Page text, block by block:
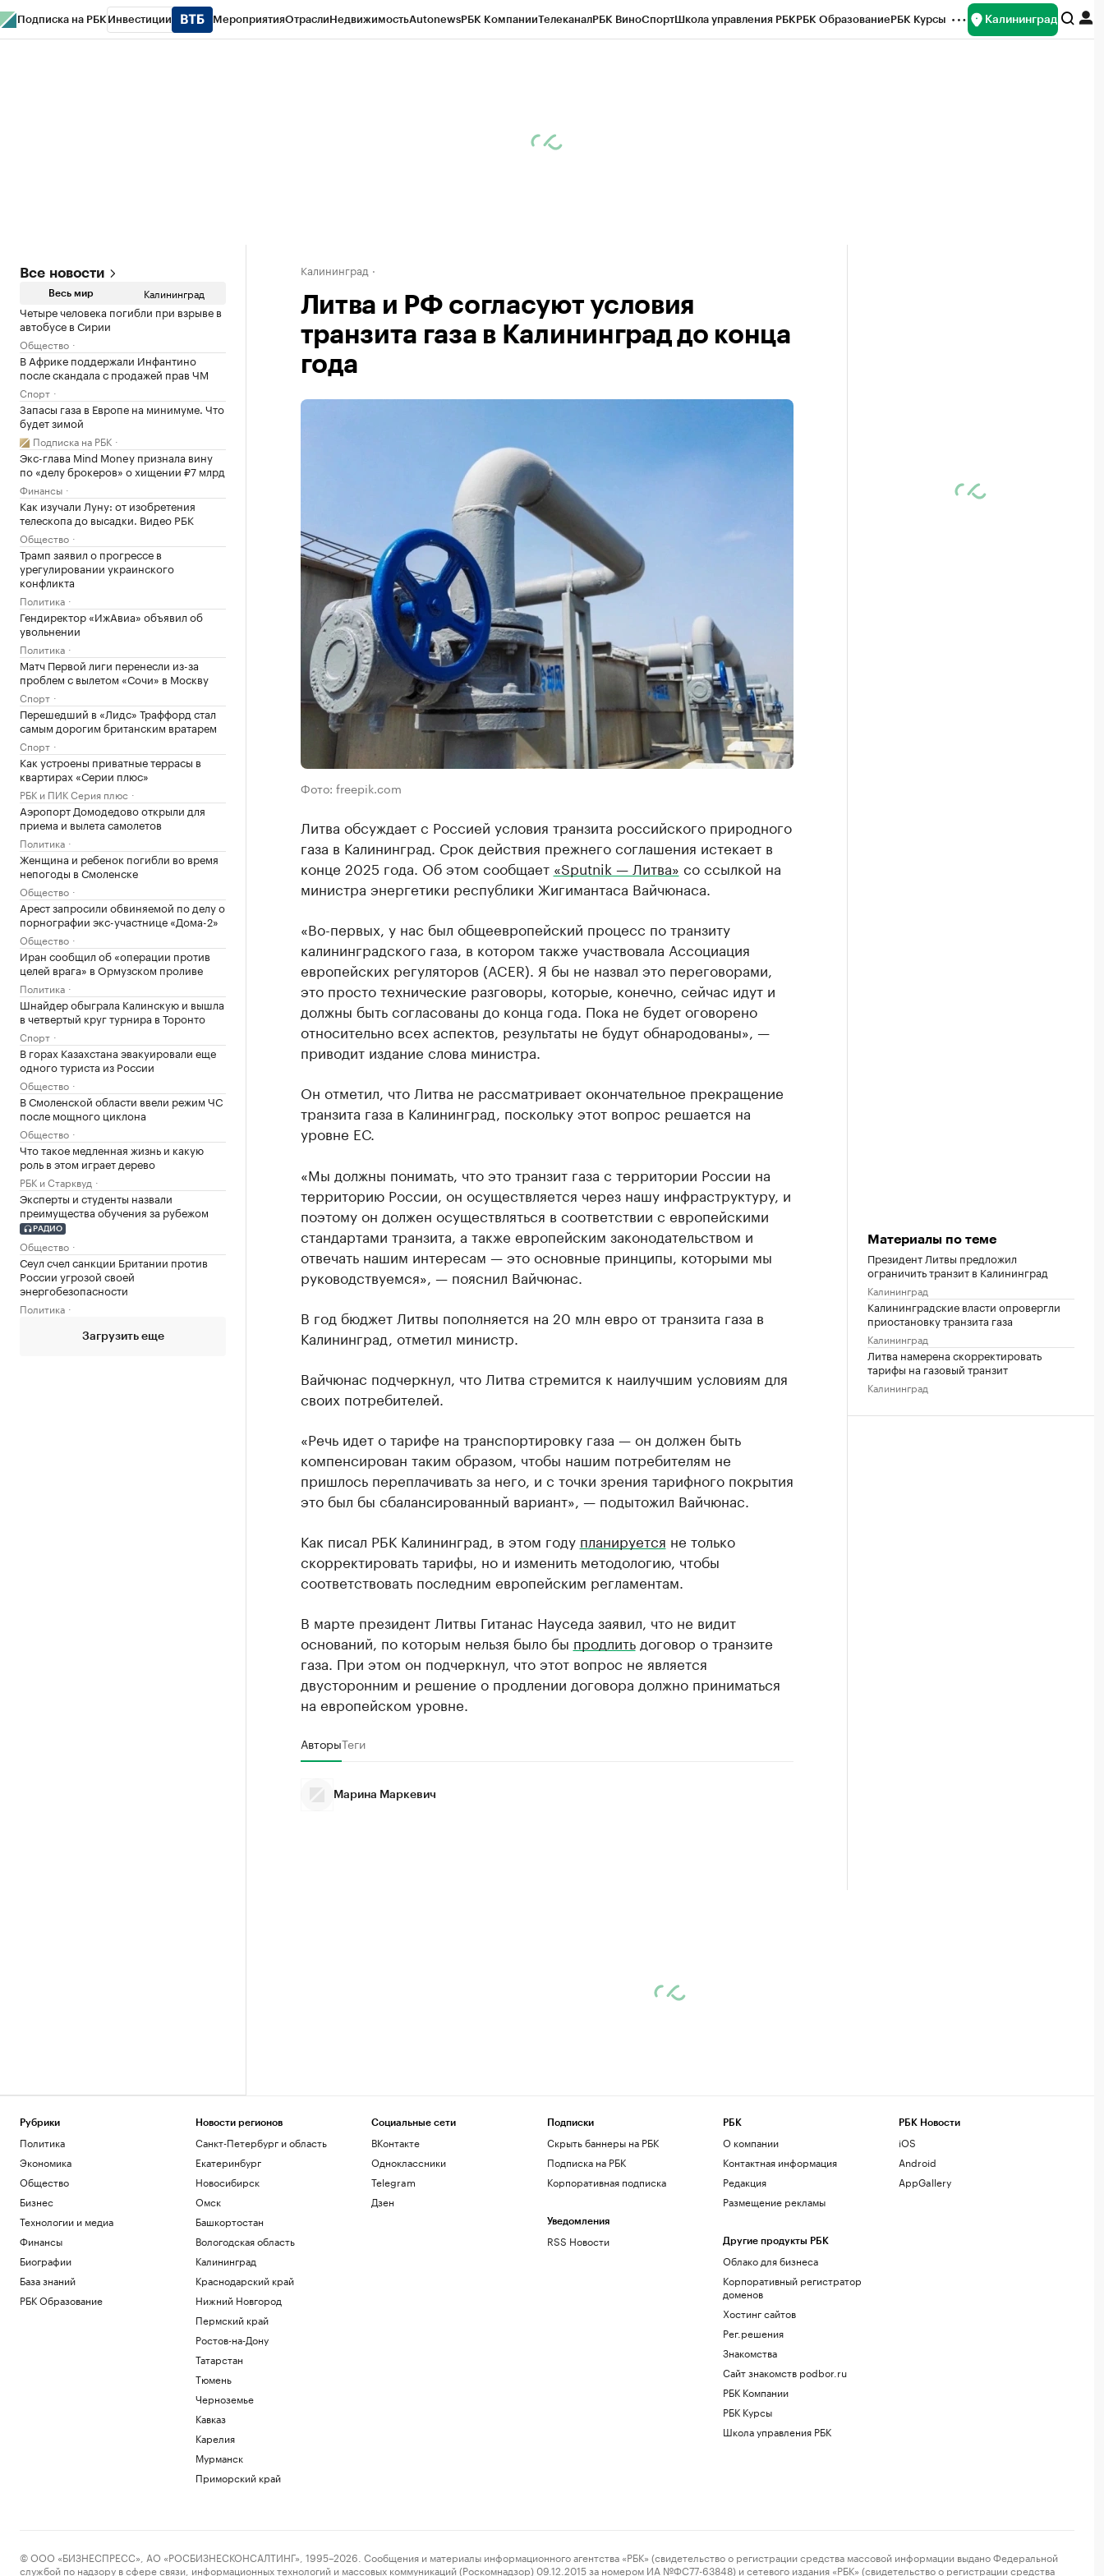
Подписка на РБК Инвестиции МероприятияОтраслиНедвижимостьAutonewsРБК КомпанииТелеканалРБК ВиноСпортШкола управления РБКРБК ОбразованиеРБК Курсы Калининград
Все новости
Весь мир Калининград
Четыре человека погибли при взрыве в
автобусе в Сирии
Общество
В Африке поддержали Инфантино
после скандала с продажей прав ЧМ
Спорт
Запасы газа в Европе на минимуме. Что
будет зимой
Подписка на РБК
Экс-глава Mind Money признала вину
по «делу брокеров» о хищении ₽7 млрд
Финансы
Как изучали Луну: от изобретения
телескопа до высадки. Видео РБК
Общество
Трамп заявил о прогрессе в
урегулировании украинского
конфликта
Политика
Гендиректор «ИжАвиа» объявил об
увольнении
Политика
Матч Первой лиги перенесли из-за
проблем с вылетом «Сочи» в Москву
Спорт
Перешедший в «Лидс» Траффорд стал
самым дорогим британским вратарем
Спорт
Как устроены приватные террасы в
квартирах «Серии плюс»
РБК и ПИК Серия плюс
Аэропорт Домодедово открыли для
приема и вылета самолетов
Политика
Женщина и ребенок погибли во время
непогоды в Смоленске
Общество
Арест запросили обвиняемой по делу о
порнографии экс-участнице «Дома-2»
Общество
Иран сообщил об «операции против
целей врага» в Ормузском проливе
Политика
Шнайдер обыграла Калинскую и вышла
в четвертый круг турнира в Торонто
Спорт
В горах Казахстана эвакуировали еще
одного туриста из России
Общество
В Смоленской области ввели режим ЧС
после мощного циклона
Общество
Что такое медленная жизнь и какую
роль в этом играет дерево
РБК и Старквуд
Эксперты и студенты назвали
преимущества обучения за рубежом
РАДИО
Общество
Сеул счел санкции Британии против
России угрозой своей
энергобезопасности
Политика
Загрузить еще
Калининград
Литва и РФ согласуют условия
транзита газа в Калининград до конца
года
Фото: freepik.com
Литва обсуждает с Россией условия транзита российского природного
газа в Калининград. Срок действия прежнего соглашения истекает в
конце 2025 года. Об этом сообщает «Sputnik — Литва» со ссылкой на
министра энергетики республики Жигимантаса Вайчюнаса.
«Во-первых, у нас был общеевропейский процесс по транзиту
калининградского газа, в котором также участвовала Ассоциация
европейских регуляторов (ACER). Я бы не назвал это переговорами,
это просто технические разговоры, которые, конечно, сейчас идут и
должны быть согласованы до конца года. Пока не будет оговорено
относительно всех аспектов, результаты не будут обнародованы», —
приводит издание слова министра.
Он отметил, что Литва не рассматривает окончательное прекращение
транзита газа в Калининград, поскольку этот вопрос решается на
уровне ЕС.
«Мы должны понимать, что это транзит газа с территории России на
территорию России, он осуществляется через нашу инфраструктуру, и
поэтому он должен осуществляться в соответствии с европейскими
стандартами транзита, а также европейским законодательством и
отвечать нашим интересам — это основные принципы, которыми мы
руководствуемся», — пояснил Вайчюнас.
В год бюджет Литвы пополняется на 20 млн евро от транзита газа в
Калининград, отметил министр.
Вайчюнас подчеркнул, что Литва стремится к наилучшим условиям для
своих потребителей.
«Речь идет о тарифе на транспортировку газа — он должен быть
компенсирован таким образом, чтобы нашим потребителям не
пришлось переплачивать за него, и с точки зрения тарифного покрытия
это был бы сбалансированный вариант», — подытожил Вайчюнас.
Как писал РБК Калининград, в этом году планируется не только
скорректировать тарифы, но и изменить методологию, чтобы
соответствовать последним европейским регламентам.
В марте президент Литвы Гитанас Науседа заявил, что не видит
оснований, по которым нельзя было бы продлитьдоговор о транзите
газа. При этом он подчеркнул, что этот вопрос не является
двусторонним и решение о продлении договора должно приниматься
на европейском уровне.
АвторыТеги
Марина Маркевич
Материалы по теме
Президент Литвы предложил
ограничить транзит в Калининград
Калининград
Калининградские власти опровергли
приостановку транзита газа
Калининград
Литва намерена скорректировать
тарифы на газовый транзит
Калининград
Рубрики
Политика
Экономика
Общество
Бизнес
Технологии и медиа
Финансы
Биографии
База знаний
РБК Образование
Новости регионов
Санкт-Петербург и область
Екатеринбург
Новосибирск
Омск
Башкортостан
Вологодская область
Калининград
Краснодарский край
Нижний Новгород
Пермский край
Ростов-на-Дону
Татарстан
Тюмень
Черноземье
Кавказ
Карелия
Мурманск
Приморский край
Социальные сети
ВКонтакте
Одноклассники
Telegram
Дзен
Подписки
Скрыть баннеры на РБК
Подписка на РБК
Корпоративная подписка
Уведомления
RSS Новости
РБК
О компании
Контактная информация
Редакция
Размещение рекламы
Другие продукты РБК
Облако для бизнеса
Корпоративный регистратор
доменов
Хостинг сайтов
Рег.решения
Знакомства
Сайт знакомств podbor.ru
РБК Компании
РБК Курсы
Школа управления РБК
РБК Новости
iOS
Android
AppGallery
© ООО «БИЗНЕСПРЕСС», АО «РОСБИЗНЕСКОНСАЛТИНГ», 1995–2026. Сообщения и материалы информационного агентства «РБК» (свидетельство о регистрации средства массовой информации выдано Федеральной
службой по надзору в сфере связи, информационных технологий и массовых коммуникаций (Роскомнадзор) 09.12.2015 за номером ИА №ФС77-63848) и сетевого издания «РБК» (свидетельство о регистрации средства